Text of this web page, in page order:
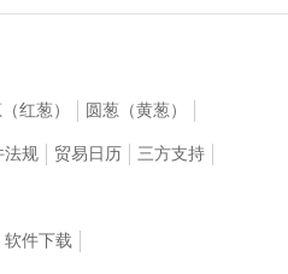
红葱） 圆葱（黄葱）
法规 贸易日历 三方支持
软件下载